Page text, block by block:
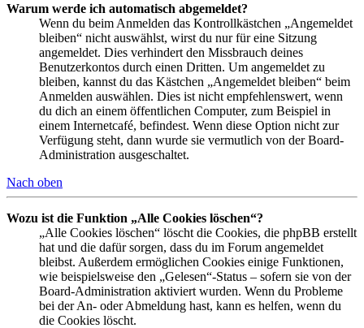
Warum werde ich automatisch abgemeldet?
Wenn du beim Anmelden das Kontrollkästchen „Angemeldet
bleiben“ nicht auswählst, wirst du nur für eine Sitzung
angemeldet. Dies verhindert den Missbrauch deines
Benutzerkontos durch einen Dritten. Um angemeldet zu
bleiben, kannst du das Kästchen „Angemeldet bleiben“ beim
Anmelden auswählen. Dies ist nicht empfehlenswert, wenn
du dich an einem öffentlichen Computer, zum Beispiel in
einem Internetcafé, befindest. Wenn diese Option nicht zur
Verfügung steht, dann wurde sie vermutlich von der Board-
Administration ausgeschaltet.
Nach oben
Wozu ist die Funktion „Alle Cookies löschen“?
„Alle Cookies löschen“ löscht die Cookies, die phpBB erstellt
hat und die dafür sorgen, dass du im Forum angemeldet
bleibst. Außerdem ermöglichen Cookies einige Funktionen,
wie beispielsweise den „Gelesen“-Status – sofern sie von der
Board-Administration aktiviert wurden. Wenn du Probleme
bei der An- oder Abmeldung hast, kann es helfen, wenn du
die Cookies löscht.